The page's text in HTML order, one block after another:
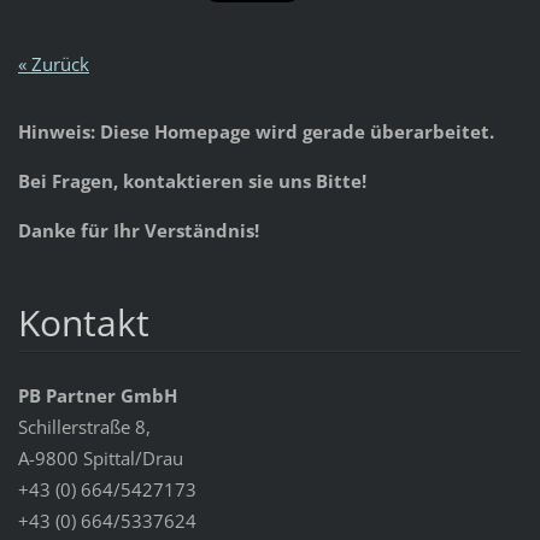
« Zurück
Hinweis: Diese Homepage wird gerade überarbeitet.
Bei Fragen, kontaktieren sie uns Bitte!
Danke für Ihr Verständnis!
Kontakt
PB Partner GmbH
Schillerstraße 8,
A-9800 Spittal/Drau
+43 (0) 664/5427173
+43 (0) 664/5337624